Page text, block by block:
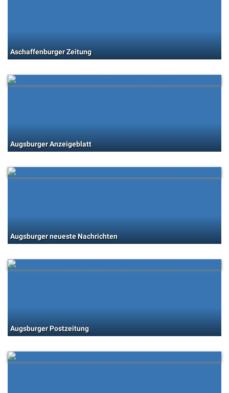
Aschaffenburger Zeitung
Augsburger Anzeigeblatt
Augsburger neueste Nachrichten
Augsburger Postzeitung